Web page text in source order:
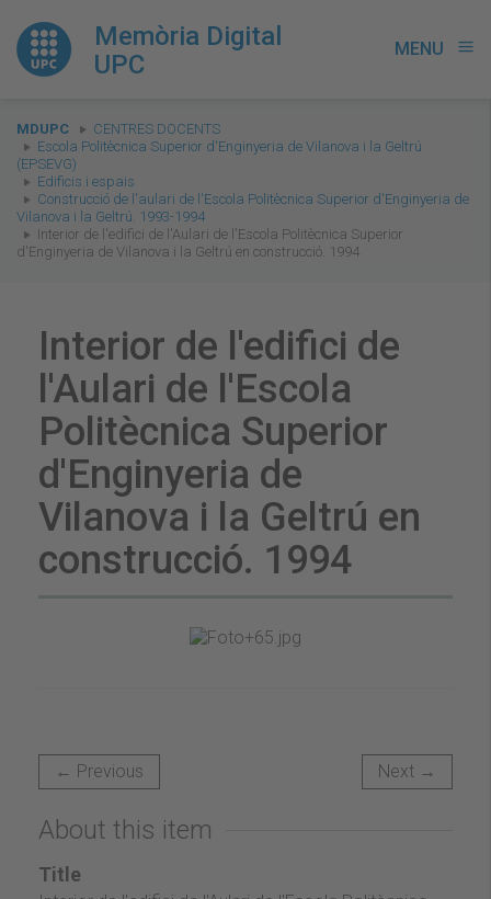
Memòria Digital
UPC
MENU menu
You
are
here:
MDUPC
CENTRES DOCENTS
Escola Politècnica Superior d'Enginyeria de Vilanova i la Geltrú
(EPSEVG)
Edificis i espais
Construcció de l'aulari de l'Escola Politècnica Superior d'Enginyeria de
Vilanova i la Geltrú. 1993-1994
Interior de l'edifici de l'Aulari de l'Escola Politècnica Superior
d'Enginyeria de Vilanova i la Geltrú en construcció. 1994
Interior de l'edifici de
l'Aulari de l'Escola
Politècnica Superior
d'Enginyeria de
Vilanova i la Geltrú en
construcció. 1994
← Previous Next →
About this item
Title